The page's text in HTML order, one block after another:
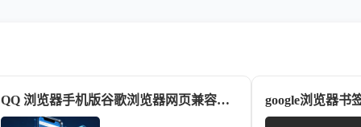
QQ 浏览器手机版谷歌浏览器网页兼容性能全面测评对比